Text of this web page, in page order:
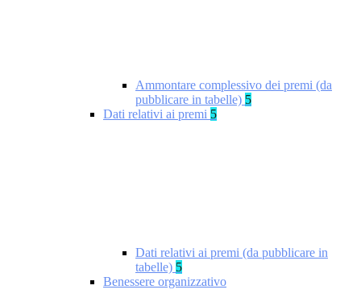
Ammontare complessivo dei premi (da
pubblicare in tabelle) 5
Dati relativi ai premi 5
Dati relativi ai premi (da pubblicare in
tabelle) 5
Benessere organizzativo